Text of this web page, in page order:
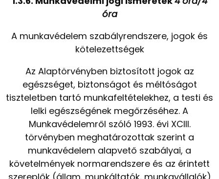
óra
A munkavédelem szabályrendszere, jogok és
kötelezettségek
Az Alaptörvényben biztosított jogok az
egészséget, biztonságot és méltóságot
tiszteletben tartó munkafeltételekhez, a testi és
lelki egészségének megőrzéséhez. A
Munkavédelemről szóló 1993. évi XCIII.
törvényben meghatározottak szerint a
munkavédelem alapvető szabályai, a
követelmények normarendszere és az érintett